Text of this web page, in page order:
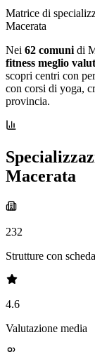
Matrice di
Macerata
Nei 62 comuni di
fitness meglio
scopri centri con
con corsi di yoga,
provincia.
Macerata
232
Strutture con
4.6
Valutazione media